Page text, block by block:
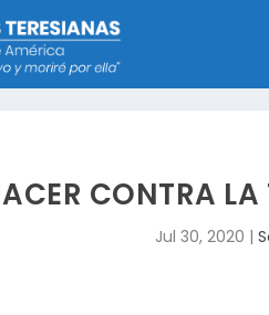
CONTRA
Jul 30, 2020 |